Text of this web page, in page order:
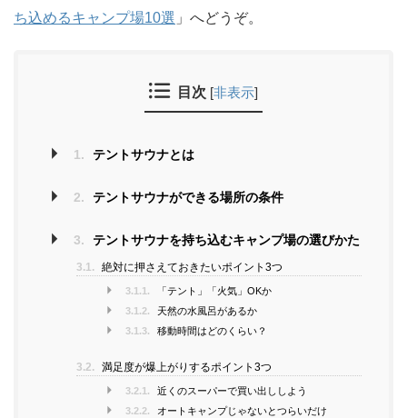
ち込めるキャンプ場10選 」へどうぞ。
目次 [非表示]
1. テントサウナとは
2. テントサウナができる場所の条件
3. テントサウナを持ち込むキャンプ場の選びかた
3.1. 絶対に押さえておきたいポイント3つ
3.1.1.
「テント」「火気」OKか
3.1.2.
天然の水風呂があるか
3.1.3.
移動時間はどのくらい？
3.2. 満足度が爆上がりするポイント3つ
3.2.1.
近くのスーパーで買い出ししよう
3.2.2.
オートキャンプじゃないとつらいだけ